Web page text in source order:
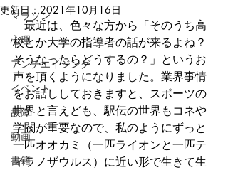
マラソン
心理
アンチエイジング
イベント
故障
動画
書籍
更新日：2021年10月16日
最近は、色々な方から「そのうち高
校とか大学の指導者の話が来るよね？
そうなったらどうするの？」というお
声を頂くようになりました。業界事情
をお話ししておきますと、スポーツの
世界と言えども、駅伝の世界もコネや
学閥が重要なので、私のようにずっと
一匹オオカミ（一匹ライオンと一匹テ
ィラノザウルス）に近い形で生きて生